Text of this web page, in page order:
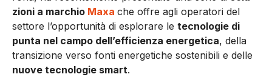
zioni a marchio Maxa che offre agli operatori del
set­tore l’opportunità di esplorare le tecnologie di
punta nel campo dell’efficienza energetica, della
transizione verso fonti energetiche sostenibili e delle
nuove tecnologie smart.